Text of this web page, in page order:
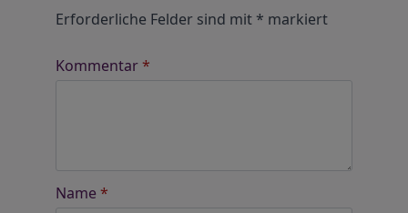
Erforderliche Felder sind mit* markiert
Kommentar*
Name *